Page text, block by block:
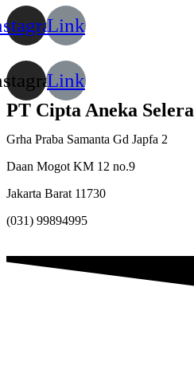
Link
Link
PT Cipta Aneka Selera
Grha Praba Samanta Gd Japfa 2
Daan Mogot KM 12 no.9
Jakarta Barat 11730
(031) 99894995